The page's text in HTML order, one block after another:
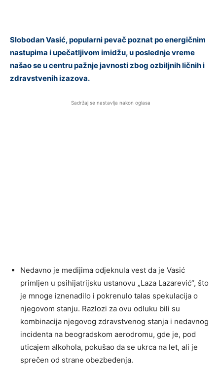
Slobodan Vasić, popularni pevač poznat po energičnim
nastupima i upečatljivom imidžu, u poslednje vreme
našao se u centru pažnje javnosti zbog ozbiljnih ličnih i
zdravstvenih izazova.
Sadržaj se nastavlja nakon oglasa
Nedavno je medijima odjeknula vest da je Vasić
primljen u psihijatrijsku ustanovu „Laza Lazarević“, što
je mnoge iznenadilo i pokrenulo talas spekulacija o
njegovom stanju. Razlozi za ovu odluku bili su
kombinacija njegovog zdravstvenog stanja i nedavnog
incidenta na beogradskom aerodromu, gde je, pod
uticajem alkohola, pokušao da se ukrca na let, ali je
sprečen od strane obezbeđenja.